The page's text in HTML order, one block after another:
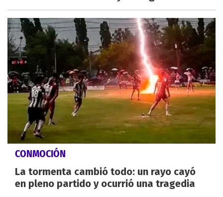
CONMOCIÓN
La tormenta cambió todo: un rayo cayó
en pleno partido y ocurrió una tragedia